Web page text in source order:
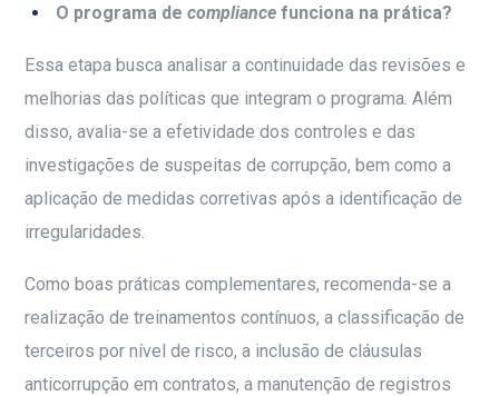
O programa decompliance funciona na prática?
Essa etapa busca analisar a continuidade das revisões e
melhorias das políticas que integram o programa. Além
disso, avalia-se a efetividade dos controles e das
investigações de suspeitas de corrupção, bem como a
aplicação de medidas corretivas após a identificação de
irregularidades.
Como boas práticas complementares, recomenda-se a
realização de treinamentos contínuos, a classificação de
terceiros por nível de risco, a inclusão de cláusulas
anticorrupção em contratos, a manutenção de registros